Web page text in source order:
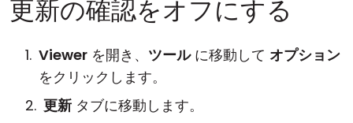
更新の確認をオフにする
Viewer を開き、 ツールに移動して オプション
をクリックします。
更新 タブに移動します。